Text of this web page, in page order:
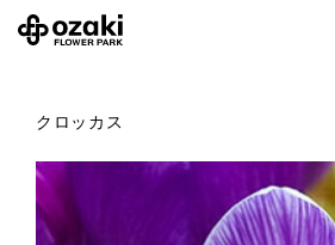
クロッカス